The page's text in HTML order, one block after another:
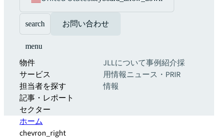
search お問い合わせ
menu
物件
サービス
担当者を探す
記事・レポート
セクター
JLLについて事例紹介採
用情報ニュース・PRIR
情報
ホーム
chevron_right